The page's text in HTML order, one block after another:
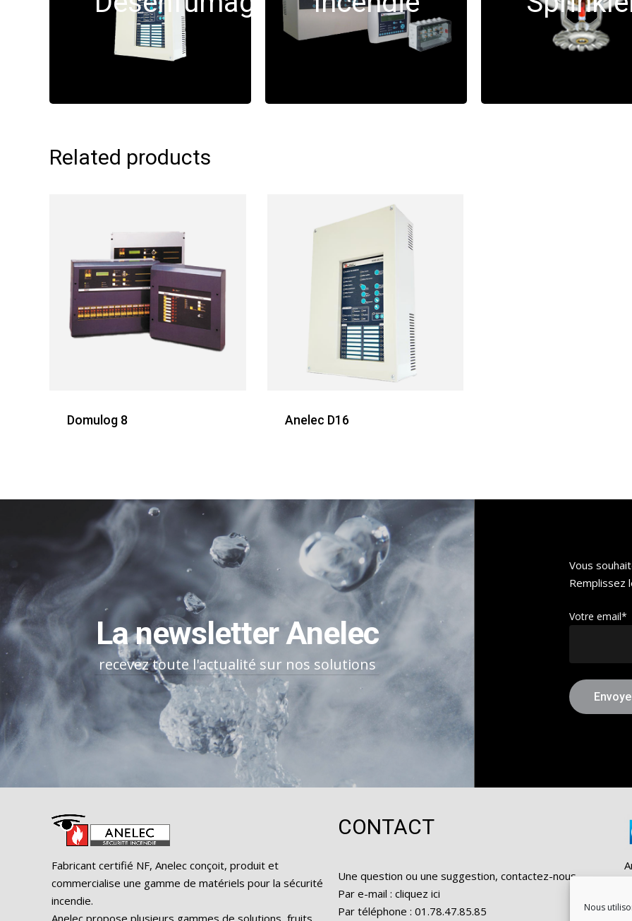
Nous
Related products
Domulog 8 Anelec D16
La newsletter Anelec
recevez toute l'actualité sur nos solutions
Vous
Remplissez
Votre email*
Fabricant certifié NF, Anelec conçoit, produit et
commercialise une gamme de matériels pour la sécurité
incendie.
Anelec propose plusieurs gammes de solutions, fruits
CONTACT
Une question ou une suggestion, contactez-nous.
Par e-mail : cliquez ici
Par téléphone : 01.78.47.85.85